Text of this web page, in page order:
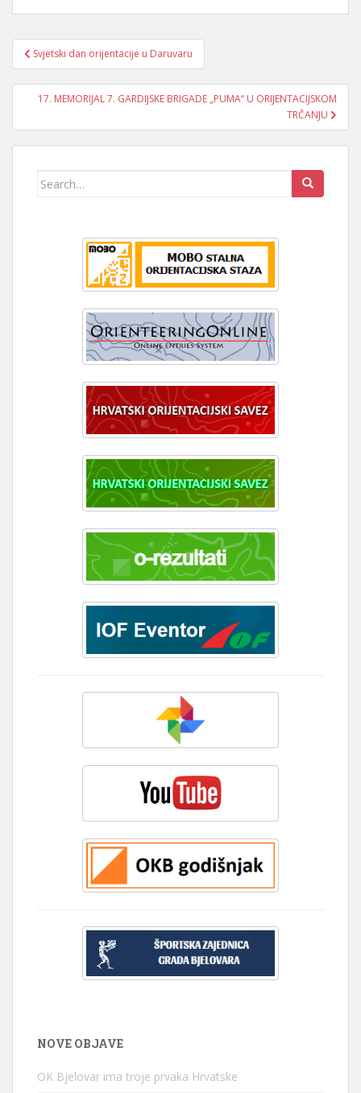
Navigacija
objava
Svjetski dan orijentacije u Daruvaru
17. MEMORIJAL 7. GARDIJSKE BRIGADE „PUMA“ U ORIJENTACIJSKOM
TRČANJU
Search
NOVE OBJAVE
OK Bjelovar ima troje prvaka Hrvatske